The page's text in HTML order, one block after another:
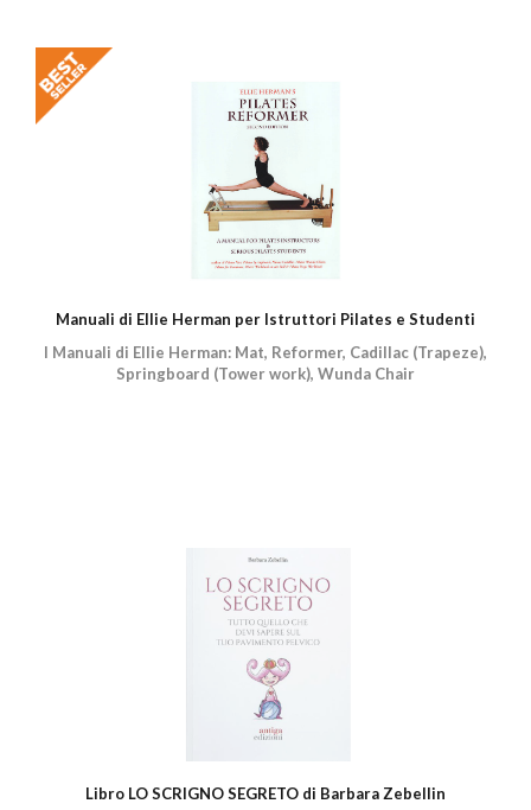
Manuali di Ellie Herman per Istruttori Pilates e Studenti
I Manuali di Ellie Herman: Mat, Reformer, Cadillac (Trapeze),
Springboard (Tower work), Wunda Chair
Libro LO SCRIGNO SEGRETO di Barbara Zebellin